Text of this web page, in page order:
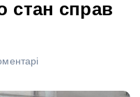
стан справ